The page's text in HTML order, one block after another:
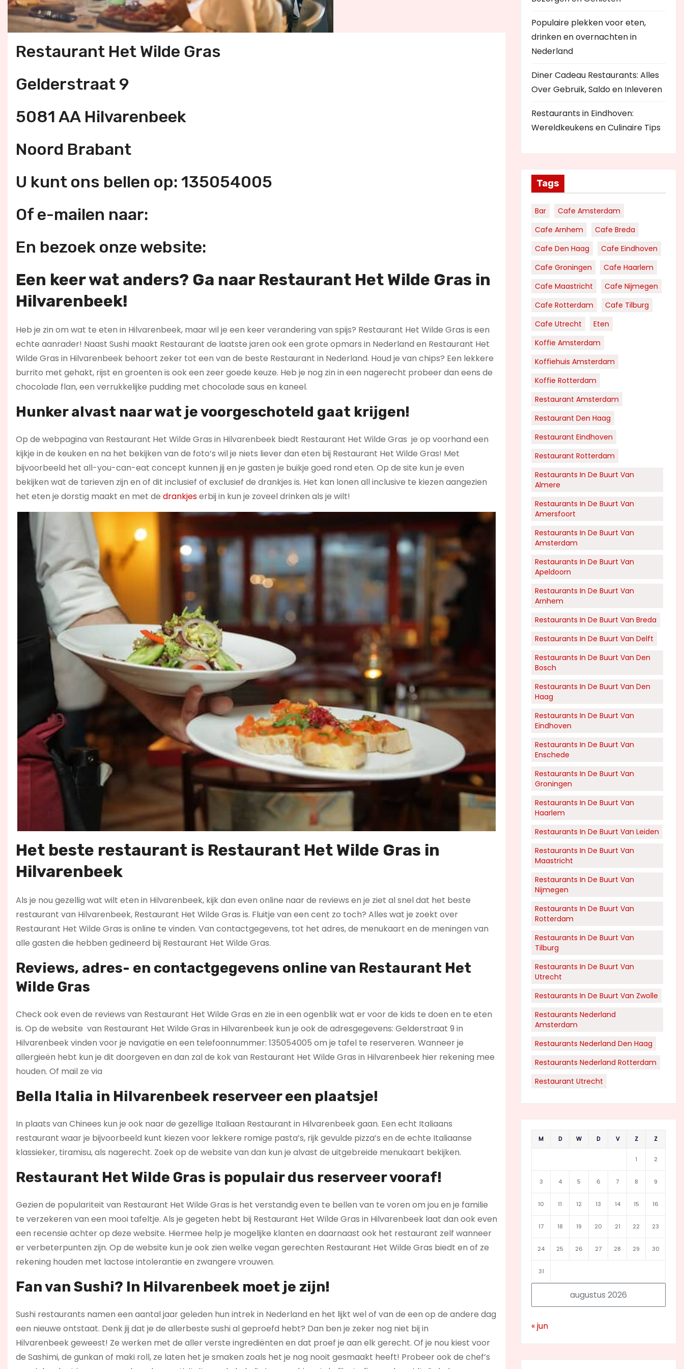
Restaurant Het Wilde Gras
Gelderstraat 9
5081 AA Hilvarenbeek
Noord Brabant
U kunt ons bellen op: 135054005
Of e-mailen naar:
En bezoek onze website:
Een keer wat anders? Ga naar Restaurant Het Wilde Gras in
Hilvarenbeek!
Heb je zin om wat te eten in Hilvarenbeek, maar wil je een keer verandering van spijs? Restaurant Het Wilde Gras is een
echte aanrader! Naast Sushi maakt Restaurant de laatste jaren ook een grote opmars in Nederland en Restaurant Het
Wilde Gras in Hilvarenbeek behoort zeker tot een van de beste Restaurant in Nederland. Houd je van chips? Een lekkere
burrito met gehakt, rijst en groenten is ook een zeer goede keuze. Heb je nog zin in een nagerecht probeer dan eens de
chocolade flan, een verrukkelijke pudding met chocolade saus en kaneel.
Hunker alvast naar wat je voorgeschoteld gaat krijgen!
Op de webpagina van Restaurant Het Wilde Gras in Hilvarenbeek biedt Restaurant Het Wilde Gras je op voorhand een
kijkje in de keuken en na het bekijken van de foto’s wil je niets liever dan eten bij Restaurant Het Wilde Gras! Met
bijvoorbeeld het all-you-can-eat concept kunnen jij en je gasten je buikje goed rond eten. Op de site kun je even
bekijken wat de tarieven zijn en of dit inclusief of exclusief de drankjes is. Het kan lonen all inclusive te kiezen aangezien
het eten je dorstig maakt en met de drankjeserbij in kun je zoveel drinken als je wilt!
Het beste restaurant is Restaurant Het Wilde Gras in
Hilvarenbeek
Als je nou gezellig wat wilt eten in Hilvarenbeek, kijk dan even online naar de reviews en je ziet al snel dat het beste
restaurant van Hilvarenbeek, Restaurant Het Wilde Gras is. Fluitje van een cent zo toch? Alles wat je zoekt over
Restaurant Het Wilde Gras is online te vinden. Van contactgegevens, tot het adres, de menukaart en de meningen van
alle gasten die hebben gedineerd bij Restaurant Het Wilde Gras.
Reviews, adres- en contactgegevens online van Restaurant Het
Wilde Gras
Check ook even de reviews van Restaurant Het Wilde Gras en zie in een ogenblik wat er voor de kids te doen en te eten
is. Op de website van Restaurant Het Wilde Gras in Hilvarenbeek kun je ook de adresgegevens: Gelderstraat 9 in
Hilvarenbeek vinden voor je navigatie en een telefoonnummer: 135054005 om je tafel te reserveren. Wanneer je
allergieën hebt kun je dit doorgeven en dan zal de kok van Restaurant Het Wilde Gras in Hilvarenbeek hier rekening mee
houden. Of mail ze via
Bella Italia in Hilvarenbeek reserveer een plaatsje!
In plaats van Chinees kun je ook naar de gezellige Italiaan Restaurant in Hilvarenbeek gaan. Een echt Italiaans
restaurant waar je bijvoorbeeld kunt kiezen voor lekkere romige pasta’s, rijk gevulde pizza’s en de echte Italiaanse
klassieker, tiramisu, als nagerecht. Zoek op de website van dan kun je alvast de uitgebreide menukaart bekijken.
Restaurant Het Wilde Gras is populair dus reserveer vooraf!
Gezien de populariteit van Restaurant Het Wilde Gras is het verstandig even te bellen van te voren om jou en je familie
te verzekeren van een mooi tafeltje. Als je gegeten hebt bij Restaurant Het Wilde Gras in Hilvarenbeek laat dan ook even
een recensie achter op deze website. Hiermee help je mogelijke klanten en daarnaast ook het restaurant zelf wanneer
er verbeterpunten zijn. Op de website kun je ook zien welke vegan gerechten Restaurant Het Wilde Gras biedt en of ze
rekening houden met lactose intolerantie en zwangere vrouwen.
Fan van Sushi? In Hilvarenbeek moet je zijn!
Sushi restaurants namen een aantal jaar geleden hun intrek in Nederland en het lijkt wel of van de een op de andere dag
een nieuwe ontstaat. Denk jij dat je de allerbeste sushi al geproefd hebt? Dan ben je zeker nog niet bij in
Hilvarenbeek geweest! Ze werken met de aller verste ingrediënten en dat proef je aan elk gerecht. Of je nou kiest voor
de Sashimi, de gunkan of maki roll, ze laten het je smaken zoals het je nog nooit gesmaakt heeft! Probeer ook de chef’s
Populaire plekken voor eten,
drinken en overnachten in
Nederland
Diner Cadeau Restaurants: Alles
Over Gebruik, Saldo en Inleveren
Restaurants in Eindhoven:
Wereldkeukens en Culinaire Tips
Tags
Bar
Cafe Amsterdam
Cafe Arnhem
Cafe Breda
Cafe Den Haag
Cafe Eindhoven
Cafe Groningen
Cafe Haarlem
Cafe Maastricht
Cafe Nijmegen
Cafe Rotterdam
Cafe Tilburg
Cafe Utrecht
Eten
Koffie Amsterdam
Koffiehuis Amsterdam
Koffie Rotterdam
Restaurant Amsterdam
Restaurant Den Haag
Restaurant Eindhoven
Restaurant Rotterdam
Restaurants In De Buurt Van
Almere
Restaurants In De Buurt Van
Amersfoort
Restaurants In De Buurt Van
Amsterdam
Restaurants In De Buurt Van
Apeldoorn
Restaurants In De Buurt Van
Arnhem
Restaurants In De Buurt Van Breda
Restaurants In De Buurt Van Delft
Restaurants In De Buurt Van Den
Bosch
Restaurants In De Buurt Van Den
Haag
Restaurants In De Buurt Van
Eindhoven
Restaurants In De Buurt Van
Enschede
Restaurants In De Buurt Van
Groningen
Restaurants In De Buurt Van
Haarlem
Restaurants In De Buurt Van Leiden
Restaurants In De Buurt Van
Maastricht
Restaurants In De Buurt Van
Nijmegen
Restaurants In De Buurt Van
Rotterdam
Restaurants In De Buurt Van
Tilburg
Restaurants In De Buurt Van
Utrecht
Restaurants In De Buurt Van Zwolle
Restaurants Nederland
Amsterdam
Restaurants Nederland Den Haag
Restaurants Nederland Rotterdam
Restaurant Utrecht
augustus 2026
M D W D V Z Z
1 2
3 4 5 6 7 8 9
10 11 12 13 14 15 16
17 18 19 20 21 22 23
24 25 26 27 28 29 30
31
« jun